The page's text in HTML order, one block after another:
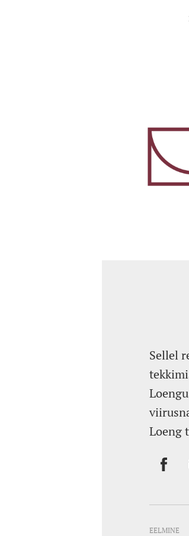
Sellel
Loeng
EELMINE